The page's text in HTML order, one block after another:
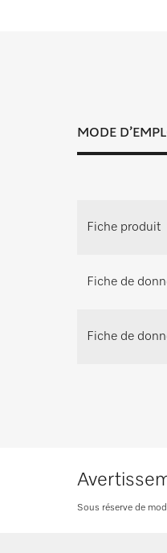
Le
MODE
Fiche produit
Fiche de
Fiche de
Sous réserve de